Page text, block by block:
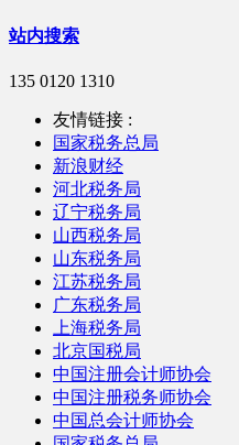
站内搜索
135 0120 1310
友情链接 :
国家税务总局
新浪财经
河北税务局
辽宁税务局
山西税务局
山东税务局
江苏税务局
广东税务局
上海税务局
北京国税局
中国注册会计师协会
中国注册税务师协会
中国总会计师协会